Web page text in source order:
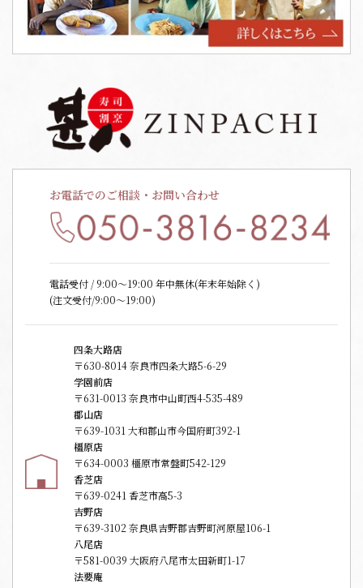
お電話でのご相談・お問い合わせ
電話受付 / 9:00〜19:00 年中無休(年末年始除く)
(注文受付/9:00～19:00)
四条大路店
〒630-8014 奈良市四条大路5-6-29
学園前店
〒631-0013 奈良市中山町西4-535-489
郡山店
〒639-1031 大和郡山市今国府町392-1
橿原店
〒634-0003 橿原市常盤町542-129
香芝店
〒639-0241 香芝市高5-3
吉野店
〒639-3102 奈良県吉野郡吉野町河原屋106-1
八尾店
〒581-0039 大阪府八尾市太田新町1-17
法要庵